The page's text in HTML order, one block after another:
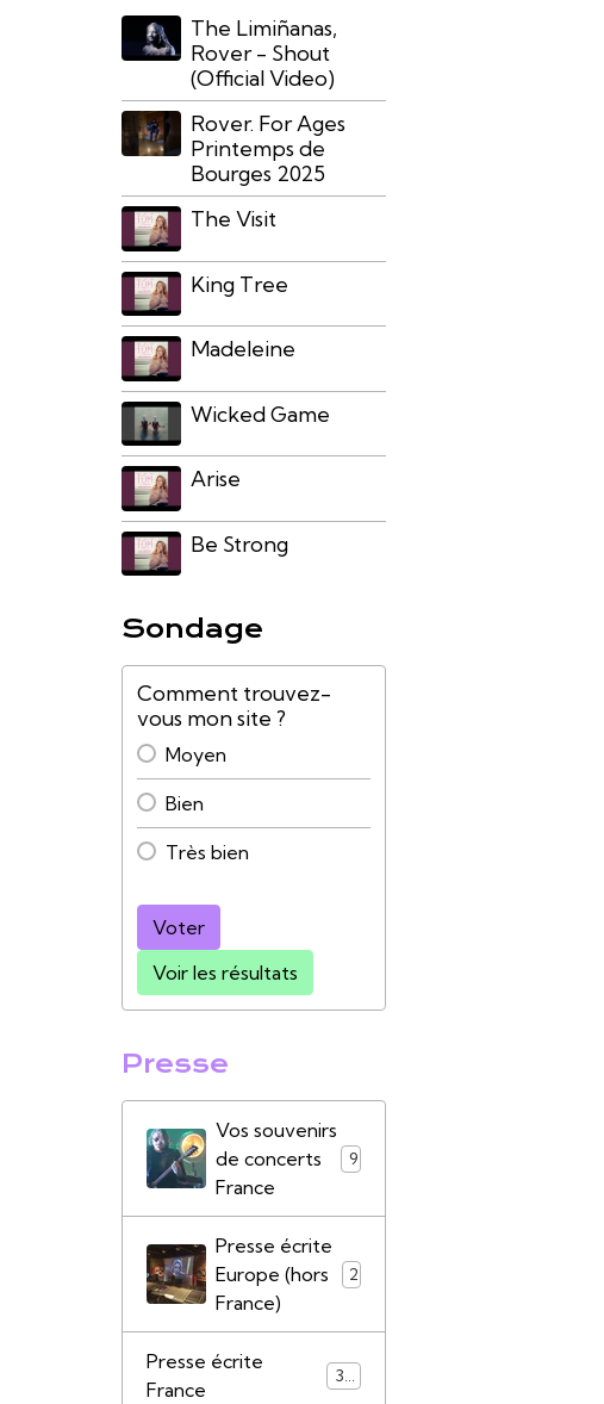
The Limiñanas,
Rover - Shout
(Official Video)
Rover. For Ages
Printemps de
Bourges 2025
The Visit
King Tree
Madeleine
Wicked Game
Arise
Be Strong
Sondage
Comment trouvez-
vous mon site ?
Moyen
Bien
Très bien
Voter
Voir les résultats
Presse
Vos souvenirs
de concerts
France
Presse écrite
Europe (hors
France)
Presse écrite
France
39